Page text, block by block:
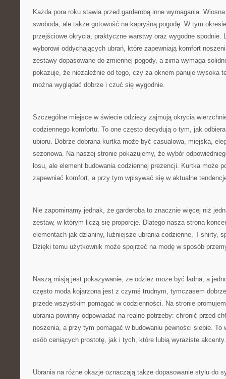
Każda pora roku stawia przed garderobą inne wymagania.
swoboda, ale także gotowość na kapryśną pogodę. W tym
przejściowe okrycia, praktyczne warstwy oraz wygodne spodnie.
wyborowi oddychających ubrań, które zapewniają komfort
zestawy dopasowane do zmiennej pogody, a zima wymaga
pokazuje, że niezależnie od tego, czy za oknem panuje wysoka
można wyglądać dobrze i czuć się wygodnie.
Szczególne miejsce w świecie odzieży zajmują okrycia
codziennego komfortu. To one często decydują o tym, jak
ubioru. Dobrze dobrana kurtka może być casualowa, miejska,
sezonowa. Na naszej stronie pokazujemy, że wybór
losu, ale element budowania codziennej prezencji. Kurtka może
zapewniać komfort, a przy tym wpisywać się w aktualne
Nie zapominamy jednak, że garderoba to znacznie więcej niż
zestaw, w którym liczą się proporcje. Dlatego nasza strona
elementach jak dzianiny, luźniejsze ubrania codzienne, T-shirty,
Dzięki temu użytkownik może spojrzeć na modę w sposób
Naszą misją jest pokazywanie, że odzież może być ładna, a
często moda kojarzona jest z czymś trudnym, tymczasem
przede wszystkim pomagać w codzienności. Na stronie
ubrania powinny odpowiadać na realne potrzeby: chronić przed
noszenia, a przy tym pomagać w budowaniu pewności siebie. To
osób ceniących prostotę, jak i tych, które lubią wyraziste akcenty.
Ubrania na różne okazje oznaczają także dopasowanie stylu do